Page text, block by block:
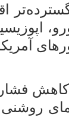
فشار